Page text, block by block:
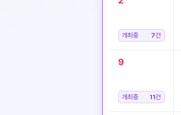
개최중 7건
9
개최중 11건